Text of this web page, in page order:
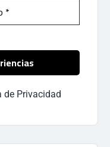
de Privacidad